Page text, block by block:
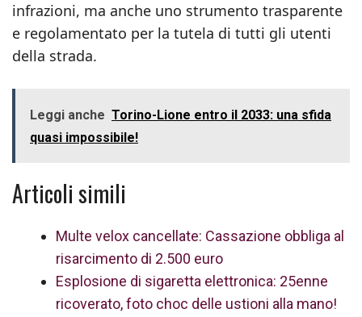
infrazioni, ma anche uno strumento trasparente
e regolamentato per la tutela di tutti gli utenti
della strada.
Leggi anche Torino-Lione entro il 2033: una sfida
quasi impossibile!
Articoli simili
Multe velox cancellate: Cassazione obbliga al
risarcimento di 2.500 euro
Esplosione di sigaretta elettronica: 25enne
ricoverato, foto choc delle ustioni alla mano!